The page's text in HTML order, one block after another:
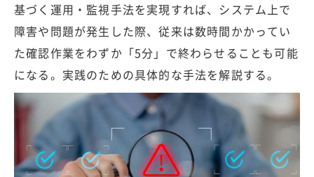
基づく運用・監視手法を実現すれば、システム上で
障害や問題が発生した際、従来は数時間かかってい
た確認作業をわずか「5分」で終わらせることも可能
になる。実践のための具体的な手法を解説する。